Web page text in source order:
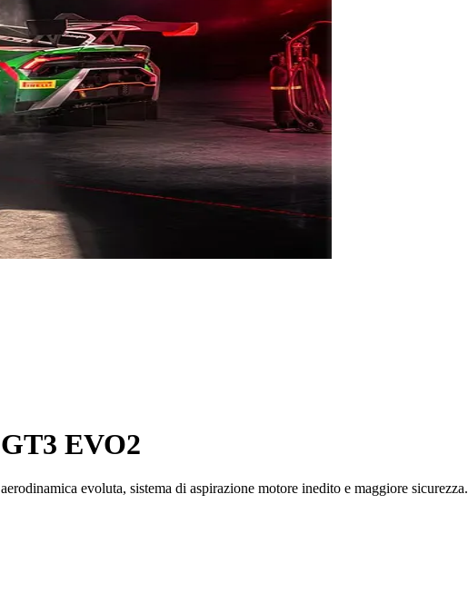
EVO2
evoluta, sistema di aspirazione motore inedito e maggiore sicurezza.